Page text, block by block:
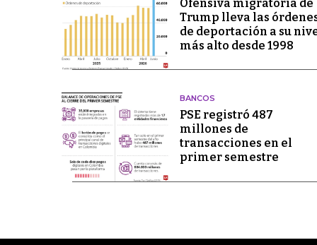
Ofensiva migratoria de
Trump lleva las
de deportación a su
más alto desde 1998
BANCOS
PSE registró 487
millones de
transacciones en el
primer semestre